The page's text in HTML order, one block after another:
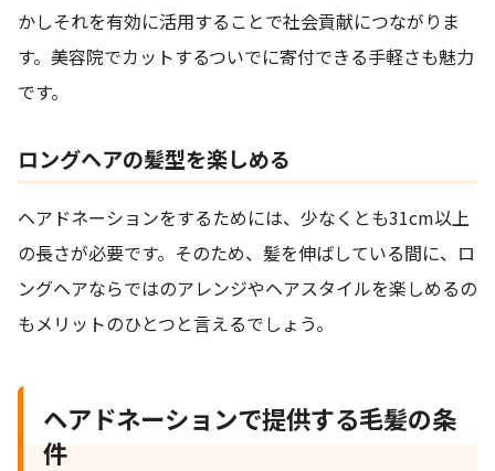
かしそれを有効に活用することで社会貢献につながりま
す。美容院でカットするついでに寄付できる手軽さも魅力
です。
ロングヘアの髪型を楽しめる
ヘアドネーションをするためには、少なくとも31cm以上
の長さが必要です。そのため、髪を伸ばしている間に、ロ
ングヘアならではのアレンジやヘアスタイルを楽しめるの
もメリットのひとつと言えるでしょう。
ヘアドネーションで提供する毛髪の条
件